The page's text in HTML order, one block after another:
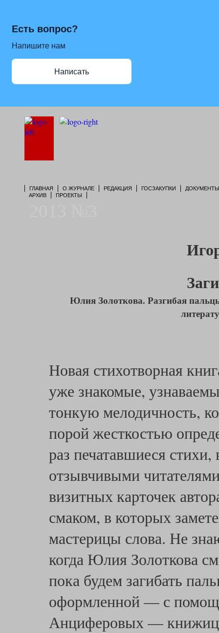
Есть вопрос?
Напишите нам
Написать
ГЛАВНАЯ О ЖУРНАЛЕ РЕДАКЦИЯ ГОСЗАКУПКИ
ДОКУМЕНТЫ
АРХИВ
ПРОЕКТЫ
Юлия Золоткова. Разгибая
Новая стихотворная
уже знакомые,
тонкую мелодичность,
порой жесткостью
раз печатавшиеся
отзывчивыми
визитных карточек
смаком, в которых
мастерицы слова. Не
когда Юлия Золоткова
пока будем загибать
оформленной — с
Анциферовых —